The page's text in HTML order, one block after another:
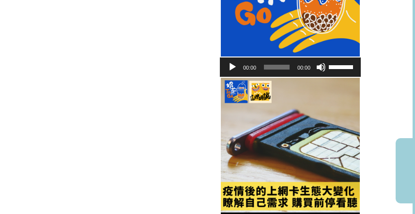
播
放
00:00 00:00
鍵
以
提
高
或
降
低
音